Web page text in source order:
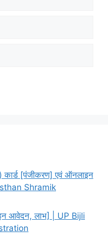
कार्ड [पंजीकरण] एवं ऑनलाइन
Shramik
आवेदन, लाभ] | UP Bijli